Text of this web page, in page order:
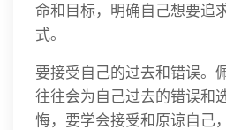
命和目标，明确自己想要追
式。
要接受自己的过去和错误。
往往会为自己过去的错误和
悔，要学会接受和原谅自己